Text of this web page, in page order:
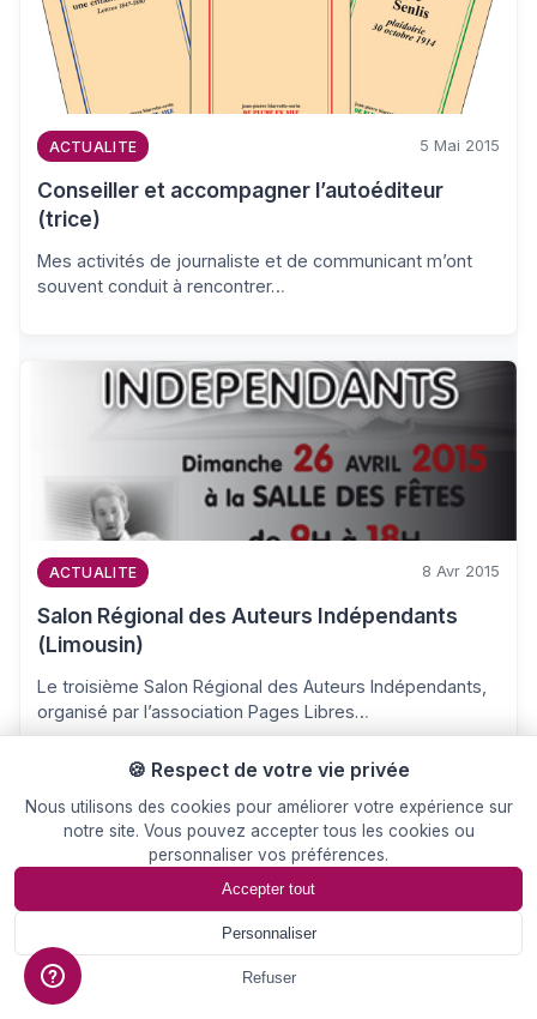
ACTUALITE 5 Mai 2015
Conseiller et accompagner l’autoéditeur
(trice)
Mes activités de journaliste et de communicant m’ont
souvent conduit à rencontrer…
ACTUALITE 8 Avr 2015
Salon Régional des Auteurs Indépendants
(Limousin)
Le troisième Salon Régional des Auteurs Indépendants,
organisé par l’association Pages Libres…
CONSEIL/INFO
🍪 Respect de votre vie privée
Nous utilisons des cookies pour améliorer votre expérience sur
notre site. Vous pouvez accepter tous les cookies ou
personnaliser vos préférences.
Accepter tout
Personnaliser
Refuser